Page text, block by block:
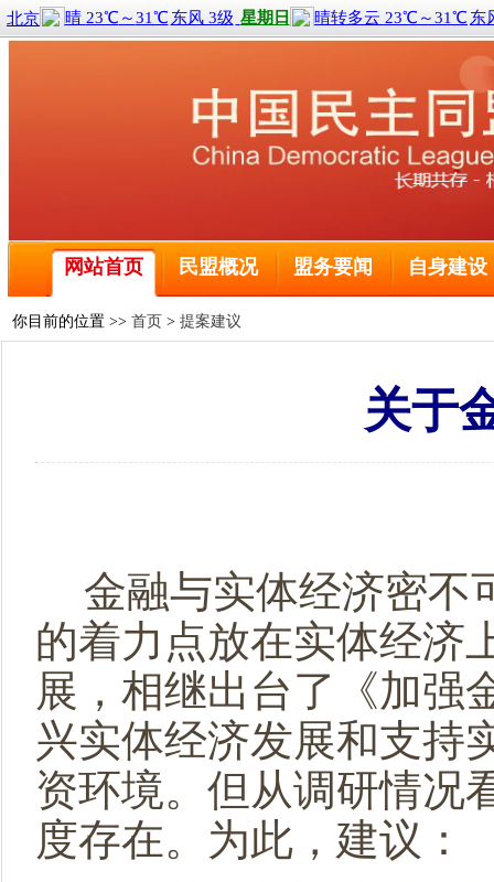
网站首页 民盟概况 盟务要闻 自身建设
全球前2%顶尖科学家榜单公布 民盟哈尔滨工程大学委
民盟中央关于学习贯彻十四届全国人大二次会议和全国政
民盟哈尔滨工业大学委员会主委刘京获得国际建筑性能模
民盟黑龙江省委会主委钱福永当选黑龙江省政协副主席
民盟黑龙江省信息中心委员会主委陈霖任鸡西市副市长
民盟中央关于学习贯彻十三届全国人大二次会议和全国政
喜报！2名黑龙江盟员荣获全国三八红旗手称号
民盟中央关于开展“不忘合作初心，继续携手前进”主题
民盟中央关于学习贯彻十三届全国人大二次会议和全国政
你目前的位置 >> 首页 > 提案建议
关于
金融与实体经济密不
的着力点放在实体经济
展，相继出台了《加强
兴实体经济发展和支持
资环境。但从调研情况
度存在。 为此，建议：